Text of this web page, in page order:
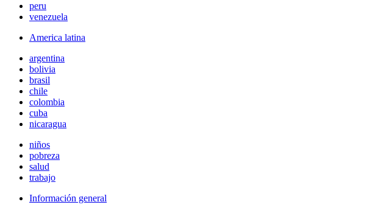
peru
venezuela
America latina
argentina
bolivia
brasil
chile
colombia
cuba
nicaragua
niños
pobreza
salud
trabajo
Información general